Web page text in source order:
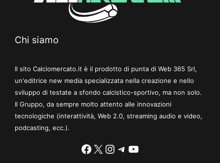
Chi siamo
Il sito Calciomercato.it è il prodotto di punta di Web 365 Srl,
un'editrice new media specializzata nella creazione e nello
sviluppo di testate a sfondo calcistico-sportivo, ma non solo.
Il Gruppo, da sempre molto attento alle innovazioni
tecnologiche (interattività, Web 2.0, streaming audio e video,
podcasting, ecc.).
Facebook
X Instagram
Telegram
YouTube